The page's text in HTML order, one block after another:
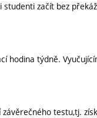
začít bez
hodina týdně.
testu,tj.